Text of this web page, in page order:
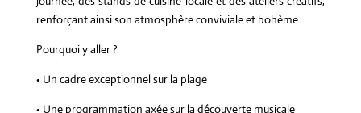
renforçant ainsi son atmosphère conviviale et bohème.
Pourquoi y aller ?
• Un cadre exceptionnel sur la plage
• Une programmation axée sur la découverte musicale